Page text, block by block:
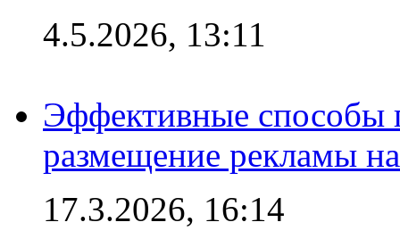
4.5.2026, 13:11
Эффективные способы
размещение рекламы
17.3.2026, 16:14